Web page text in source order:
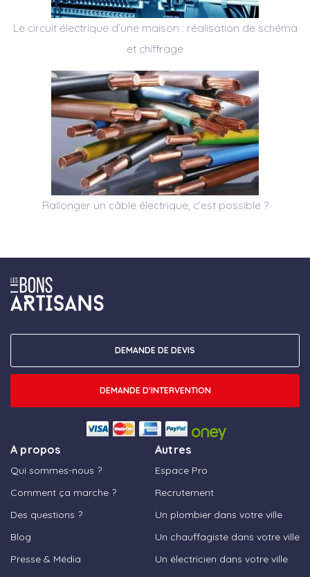
Le circuit électrique d’une maison : réalisation de schéma
et chiffrage
Rallonger un câble électrique, c’est possible ?
A propos
Qui sommes-nous ?
Comment ça marche ?
Des questions ?
Blog
Presse & Média
Autres
Espace Pro
Recrutement
Un plombier dans votre ville
Un chauffagiste dans votre ville
Un électricien dans votre ville
DEMANDE DE DEVIS
DEMANDE D'INTERVENTION